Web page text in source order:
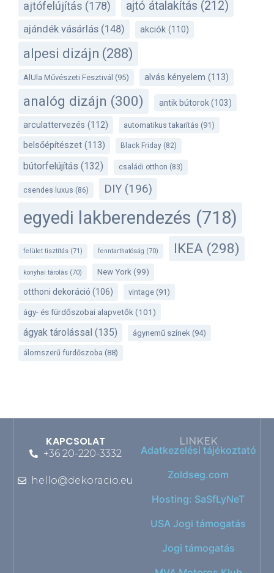
ajtófelújítás (178) ajtó átalakítás (212)
ajándék vásárlás (148) akciók (110)
alpesi dizájn (288)
AlUla Művészeti Fesztivál (95) alvás kényelem (113)
analóg dizájn (300) antik bútorok (103)
arculattervezés (112) automatikus takarítás (91)
belsőépítészet (113) Black Friday (82)
bútorfelújítás (132) családi otthon (83)
csendes luxus (86) DIY (196)
egyedi lakberendezés (718)
felület tisztítás (71) fenntarthatóság (70) IKEA (298)
konyhai tárolás (70) New York (99)
otthoni dekoráció (106) vintage (91)
ágy- és fürdőszobai alapvetők (101)
ágyak tárolással (135) ágynemű színek (94)
álomszerű fürdőszoba (88)
KAPCSOLAT
+36 20-220-3332
hello@dekoracio.eu
LINKEK
Adatkezelési tájékoztató
Zoldseg.com
Hosting: SaSfLyNeT
USA Jogi támogatás
Jogi támogatás